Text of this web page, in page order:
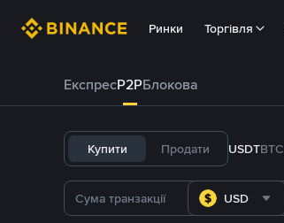
Ринки Торгівля
ЕкспресP2PБлокова
Купити Продати USDTBTC
USD